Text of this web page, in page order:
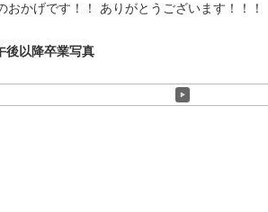
おかげです！！ ありがとうございます！！！
後以降卒業写真